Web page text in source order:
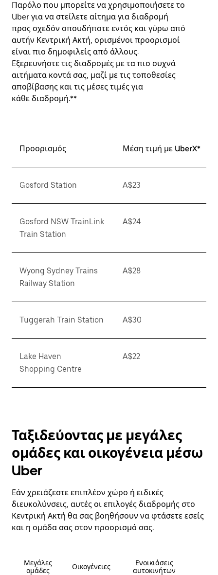
Παρόλο που μπορείτε να χρησιμοποιήσετε το
Uber για να στείλετε αίτημα για διαδρομή
προς σχεδόν οπουδήποτε εντός και γύρω από
αυτήν Κεντρική Ακτή, ορισμένοι προορισμοί
είναι πιο δημοφιλείς από άλλους.
Εξερευνήστε τις διαδρομές με τα πιο συχνά
αιτήματα κοντά σας, μαζί με τις τοποθεσίες
αποβίβασης και τις μέσες τιμές για
κάθε διαδρομή.**
Προορισμός Μέση τιμή με UberX*
Gosford Station A$23
Gosford NSW TrainLink
Train Station
A$24
Wyong Sydney Trains
Railway Station
A$28
Tuggerah Train Station A$30
Lake Haven
Shopping Centre
A$22
Ταξιδεύοντας με μεγάλες
ομάδες και οικογένεια μέσω
Uber
Εάν χρειάζεστε επιπλέον χώρο ή ειδικές
διευκολύνσεις, αυτές οι επιλογές διαδρομής στο
Κεντρική Ακτή θα σας βοηθήσουν να φτάσετε εσείς
και η ομάδα σας στον προορισμό σας.
Μεγάλες
ομάδες
Οικογένειες
Ενοικιάσεις
αυτοκινήτων